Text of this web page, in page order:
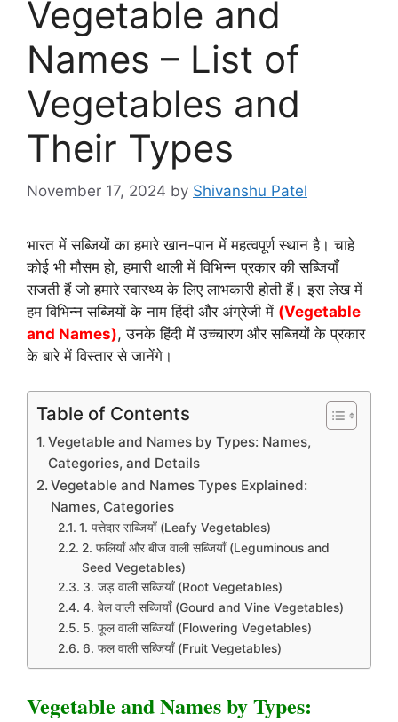
Vegetable and
Names – List of
Vegetables and
Their Types
November 17, 2024 by Shivanshu Patel
भारत में सब्जियों का हमारे खान-पान में महत्वपूर्ण स्थान है। चाहे
कोई भी मौसम हो, हमारी थाली में विभिन्न प्रकार की सब्जियाँ
सजती हैं जो हमारे स्वास्थ्य के लिए लाभकारी होती हैं। इस लेख में
हम विभिन्न सब्जियों के नाम हिंदी और अंग्रेजी में (Vegetable
and Names), उनके हिंदी में उच्चारण और सब्जियों के प्रकार
के बारे में विस्तार से जानेंगे।
Table of Contents
Vegetable and Names by Types: Names,
Categories, and Details
Vegetable and Names Types Explained:
Names, Categories
1. पत्तेदार सब्जियाँ (Leafy Vegetables)
2. फलियाँ और बीज वाली सब्जियाँ (Leguminous and
Seed Vegetables)
3. जड़ वाली सब्जियाँ (Root Vegetables)
4. बेल वाली सब्जियाँ (Gourd and Vine Vegetables)
5. फूल वाली सब्जियाँ (Flowering Vegetables)
6. फल वाली सब्जियाँ (Fruit Vegetables)
Vegetable and Names by Types: